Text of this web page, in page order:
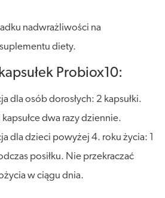
nadwrażliwości na
diety.
Probiox10:
dla osób dorosłych: 2 kapsułki.
dwa razy dziennie.
dla dzieci powyżej 4. roku życia: 1
posiłku. Nie przekraczać
w ciągu dnia.